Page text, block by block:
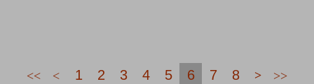
1 2 3 4 5 6 7 8